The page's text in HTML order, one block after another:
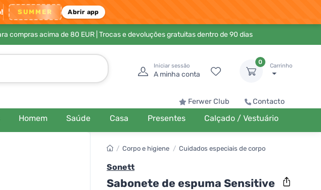
SUMMER Abrir app
compras acima de 80 EUR| Trocas e devoluções gratuitas dentro de 90 dias
Iniciar sessão
A minha conta
0
Carrinho
Ferwer Club Contacto
Homem Saúde Casa Presentes Calçado / Vestuário
/ Corpo e higiene / Cuidados especiais de corpo
Sonett
Sabonete de espuma Sensitive